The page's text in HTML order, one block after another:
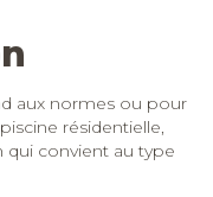
aux normes ou pour
résidentielle,
qui convient au type